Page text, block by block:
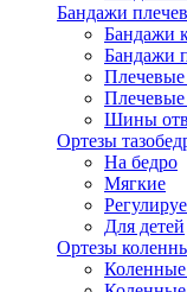
Бандажи
Бандажи
Бандажи
Шины
Ортезы
На бедро
Мягкие
Для детей
Ортезы
Коленные